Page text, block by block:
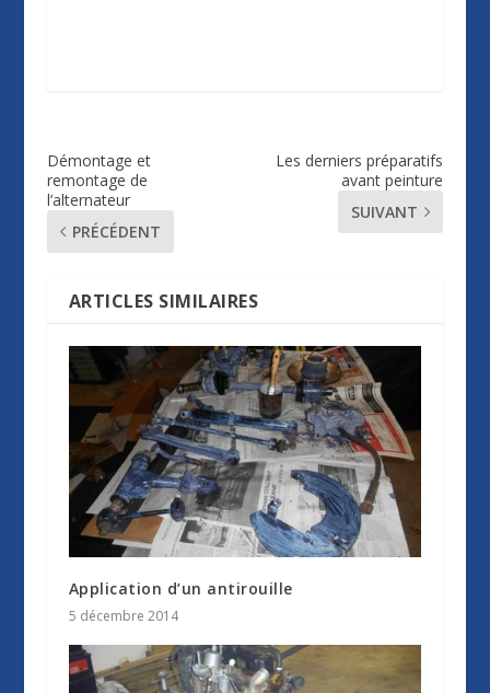
Démontage et
remontage de
l’alternateur
PRÉCÉDENT
Les derniers préparatifs
avant peinture
SUIVANT
ARTICLES SIMILAIRES
Application d’un antirouille
5 décembre 2014